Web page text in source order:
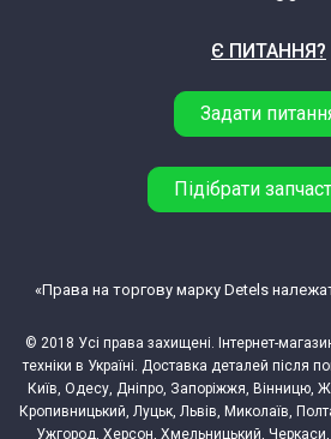
Є ПИТАННЯ?
Задати
Підібрати
© 2018 Усі права захищені. Інтернет-
техніки в Україні. Доставка деталей після
Київ, Одесу, Дніпро, Запоріжжя, Вінницю,
Кропивницький, Луцьк, Львів, Миколаїв,
Ужгород, Херсон, Хмельницький, Черкаси,
«Права на торгову марку Detels